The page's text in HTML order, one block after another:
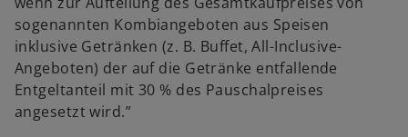
sogenannten Kombiangeboten aus Speisen
inklusive Getränken (z. B. Buffet, All-Inclusive-
Angeboten) der auf die Getränke entfallende
Entgeltanteil mit 30 % des Pauschalpreises
angesetzt wird.”